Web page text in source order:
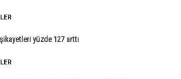
yüzde 127 arttı